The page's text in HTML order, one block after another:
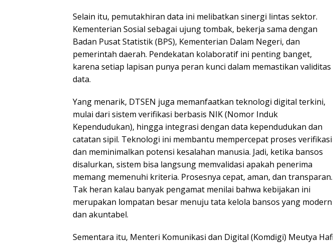
Selain itu, pemutakhiran data ini melibatkan sinergi lintas sektor.
Kementerian Sosial sebagai ujung tombak, bekerja sama dengan
Badan Pusat Statistik (BPS), Kementerian Dalam Negeri, dan
pemerintah daerah. Pendekatan kolaboratif ini penting banget,
karena setiap lapisan punya peran kunci dalam memastikan validitas
data.
Yang menarik, DTSEN juga memanfaatkan teknologi digital terkini,
mulai dari sistem verifikasi berbasis NIK (Nomor Induk
Kependudukan), hingga integrasi dengan data kependudukan dan
catatan sipil. Teknologi ini membantu mempercepat proses verifikasi
dan meminimalkan potensi kesalahan manusia. Jadi, ketika bansos
disalurkan, sistem bisa langsung memvalidasi apakah penerima
memang memenuhi kriteria. Prosesnya cepat, aman, dan transparan.
Tak heran kalau banyak pengamat menilai bahwa kebijakan ini
merupakan lompatan besar menuju tata kelola bansos yang modern
dan akuntabel.
Sementara itu, Menteri Komunikasi dan Digital (Komdigi) Meutya